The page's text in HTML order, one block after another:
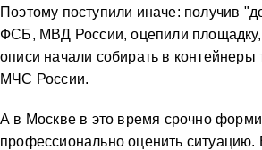
Поэтому поступили иначе: получив
ФСБ, МВД России, оцепили площадку,
описи начали собирать в
МЧС России.
А в Москве в это время срочно
профессионально оценить ситуацию.